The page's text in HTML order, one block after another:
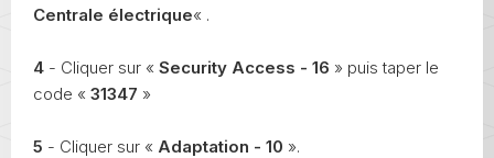
Centrale électrique« .
4 - Cliquer sur « Security Access - 16 » puis taper le
code « 31347 »
5 - Cliquer sur « Adaptation - 10 ».